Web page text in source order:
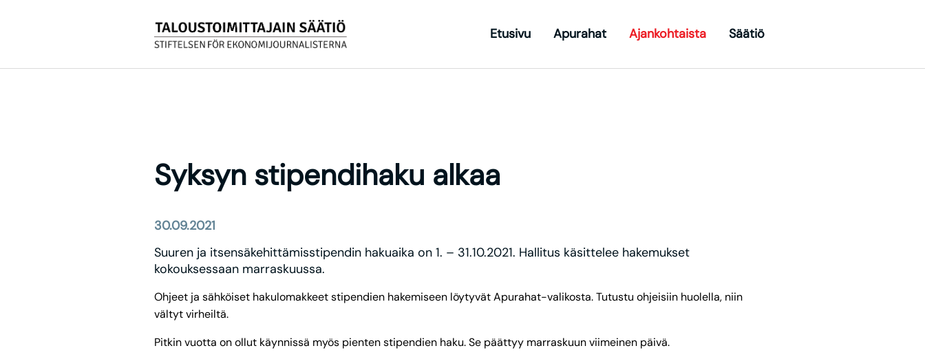
Etusivu Apurahat Ajankohtaista Säätiö
Syksyn stipendihaku alkaa
30.09.2021
Suuren ja itsensäkehittämisstipendin hakuaika on 1. ­­– 31.10.2021. Hallitus käsittelee hakemukset
kokouksessaan marraskuussa.
Ohjeet ja sähköiset hakulomakkeet stipendien hakemiseen löytyvät Apurahat-valikosta. Tutustu ohjeisiin huolella, niin
vältyt virheiltä.
Pitkin vuotta on ollut käynnissä myös pienten stipendien haku. Se päättyy marraskuun viimeinen päivä.